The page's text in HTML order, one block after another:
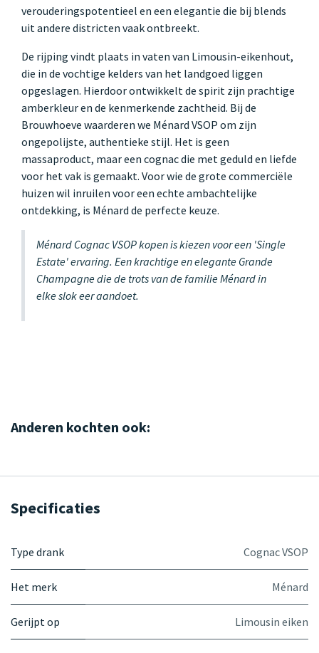
verouderingspotentieel en een elegantie die bij blends
uit andere districten vaak ontbreekt.
De rijping vindt plaats in vaten van Limousin-eikenhout,
die in de vochtige kelders van het landgoed liggen
opgeslagen. Hierdoor ontwikkelt de spirit zijn prachtige
amberkleur en de kenmerkende zachtheid. Bij de
Brouwhoeve waarderen we Ménard VSOP om zijn
ongepolijste, authentieke stijl. Het is geen
massaproduct, maar een cognac die met geduld en liefde
voor het vak is gemaakt. Voor wie de grote commerciële
huizen wil inruilen voor een echte ambachtelijke
ontdekking, is Ménard de perfecte keuze.
Ménard Cognac VSOP kopen is kiezen voor een 'Single
Estate' ervaring. Een krachtige en elegante Grande
Champagne die de trots van de familie Ménard in
elke slok eer aandoet.
Anderen kochten ook:
Specificaties
Type drank Cognac VSOP
Het merk Ménard
Gerijpt op Limousin eiken